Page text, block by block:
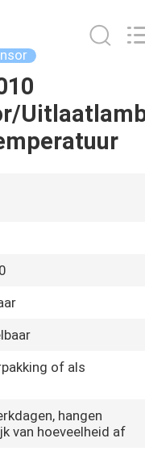
of als
hangen
van hoeveelheid af